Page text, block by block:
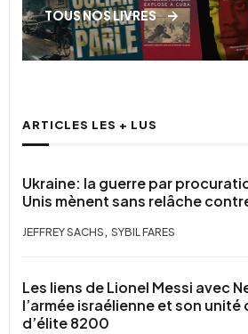
TOUS NOS LIVRES
ARTICLES LES + LUS
Ukraine: la guerre par
Unis mènent sans relâche
JEFFREY SACHS, SYBIL FARES
Les liens de Lionel Messi avec
l’armée israélienne et son unité
d’élite 8200